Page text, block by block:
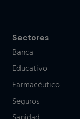
Sectores
Banca
Educativo
Farmacéutico
Seguros